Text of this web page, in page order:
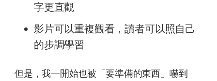
字更直觀
影片可以重複觀看，讀者可以照自己
的步調學習
但是，我一開始也被「要準備的東西」嚇到